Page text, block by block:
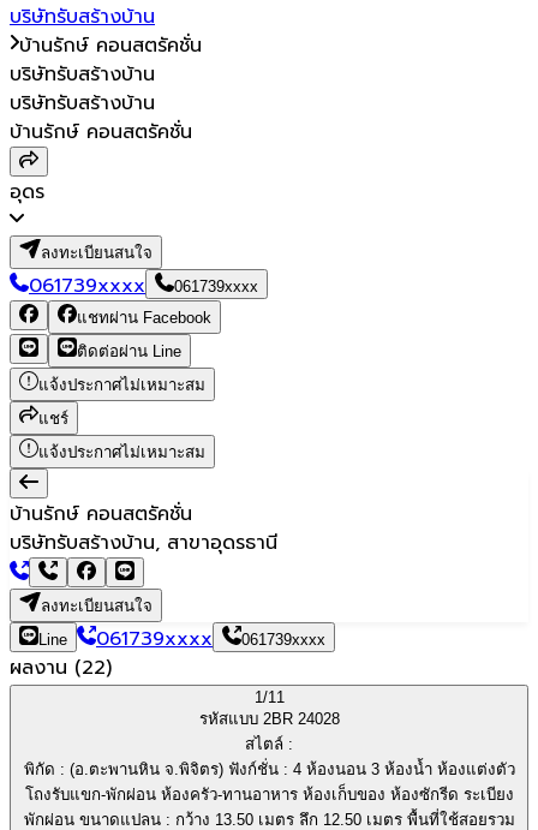
บริษัทรับสร้างบ้าน
บ้านรักษ์ คอนสตรัคชั่น
บริษัทรับสร้างบ้าน
บริษัทรับสร้างบ้าน
บ้านรักษ์ คอนสตรัคชั่น
อุดร
ลงทะเบียนสนใจ
061739xxxx
061739xxxx
แชทผ่าน Facebook
ติดต่อผ่าน Line
แจ้งประกาศไม่เหมาะสม
แชร์
แจ้งประกาศไม่เหมาะสม
บ้านรักษ์ คอนสตรัคชั่น
บริษัทรับสร้างบ้าน, สาขาอุดรธานี
ลงทะเบียนสนใจ
Line
061739xxxx 061739xxxx
ผลงาน (22)
1/11
รหัสแบบ 2BR 24028
สไตล์ :
พิกัด : (อ.ตะพานหิน จ.พิจิตร) ฟังก์ชั่น : 4 ห้องนอน 3 ห้องน้ำ ห้องแต่งตัว
โถงรับแขก-พักผ่อน ห้องครัว-ทานอาหาร ห้องเก็บของ ห้องซักรีด ระเบียง
พักผ่อน ขนาดแปลน : กว้าง 13.50 เมตร ลึก 12.50 เมตร พื้นที่ใช้สอยรวม